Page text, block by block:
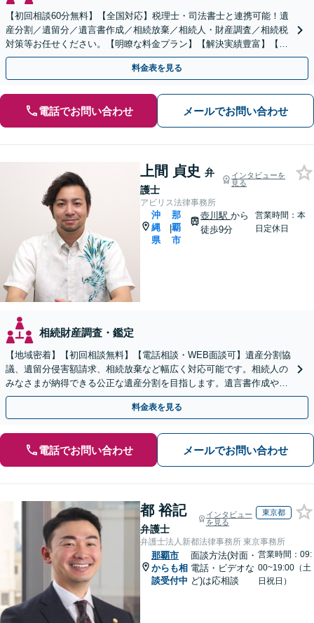
【初回相談60分無料】【全国対応】税理士・司法書士と連携可能！遺
産分割／遺留分／遺言書作成／相続放棄／相続人・財産調査／相続税
対策等お任せください。【明瞭な料金プラン】【解決実績豊富】【電
話相談可】
料金表を見る
電話でお問い合わせ メールでお問い合わせ
上間 貞史 弁
護士
インタビューを
見る
アビリス法律事務所
沖
縄
県
|
那
覇
市
壺川駅から
徒歩9分
営業時間：本
日定休日
相続財産調査・鑑定
【地域密着】【初回相談無料】【電話相談・WEB面談可】遺産分割協
議、遺留分侵害額請求、相続放棄など幅広く対応可能です。相続人の
みなさまが納得できる公正な遺産分割を目指します。遺言書作成や成
年後見人など、相続に向けた生前対策もお任せください。
料金表を見る
電話でお問い合わせ メールでお問い合わせ
都 裕記
弁護士
インタビュー
を見る
東京都
弁護士法人新都法律事務所 東京事務所
那覇市
からも相
談受付中
面談方法(対面・
電話・ビデオな
ど)は応相談
営業時間：09:
00~19:00（土
日祝日）